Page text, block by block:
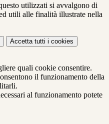
utilizzati si avvalgono di
utili alle finalità illustrate nella
Accetta tutti i cookies
quali cookie consentire.
il funzionamento della
al funzionamento potete